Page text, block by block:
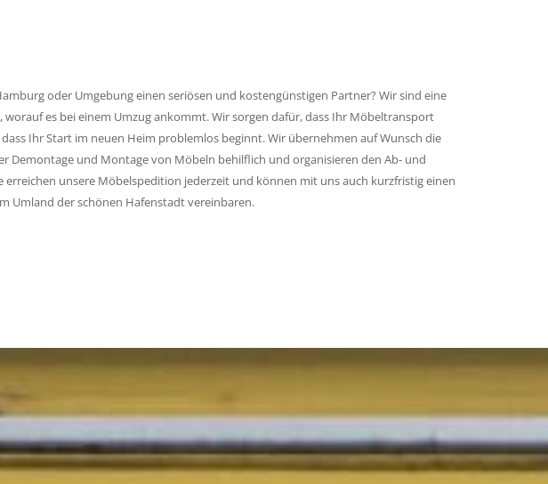
oder Umgebung einen seriösen und kostengünstigen Partner? Wir sind eine
es bei einem Umzug ankommt. Wir sorgen dafür, dass Ihr Möbeltransport
Ihr Start im neuen Heim problemlos beginnt. Wir übernehmen auf Wunsch die
Demontage und Montage von Möbeln behilflich und organisieren den Ab- und
unsere Möbelspedition jederzeit und können mit uns auch kurzfristig einen
Umland der schönen Hafenstadt vereinbaren.